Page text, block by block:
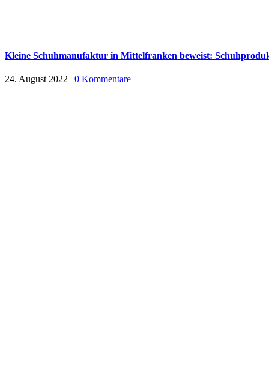
Kleine Schuhmanufaktur in Mittelfranken beweist:
24. August 2022 | 0 Kommentare